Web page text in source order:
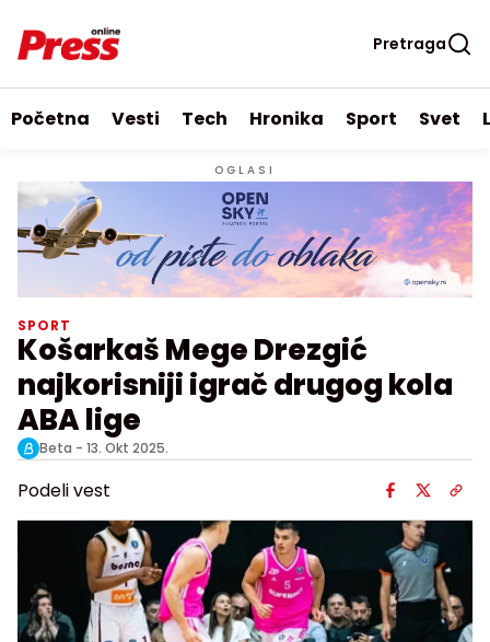
Pretraga
Početna Vesti Tech Hronika Sport Svet
OGLASI
SPORT
Košarkaš Mege Drezgić
najkorisniji igrač drugog kola
ABA lige
Beta - 13. Okt 2025.
Podeli vest